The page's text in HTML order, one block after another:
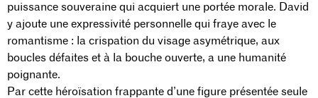
puissance souveraine qui acquiert une portée morale. David
y ajoute une expressivité personnelle qui fraye avec le
romantisme : la crispation du visage asymétrique, aux
boucles défaites et à la bouche ouverte, a une humanité
poignante.
Par cette héroïsation frappante d’une figure présentée seule